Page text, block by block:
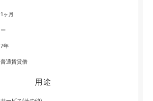
1ヶ月
ー
7年
普通賃貸借
用途